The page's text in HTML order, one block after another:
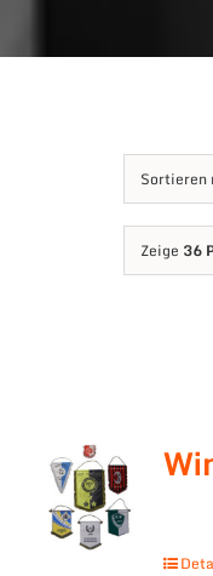
Sortieren
Zeige 36